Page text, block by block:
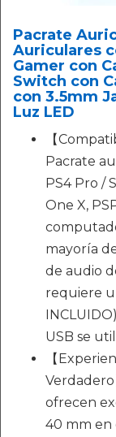
Pacrate
Auriculares
Gamer con
Switch con
con 3.5mm
Luz LED
【
Pacrate
PS4 Pro /
One X,
mayoría
de audio
requiere
USB se
【
Verdadero
ofrecen
40 mm en